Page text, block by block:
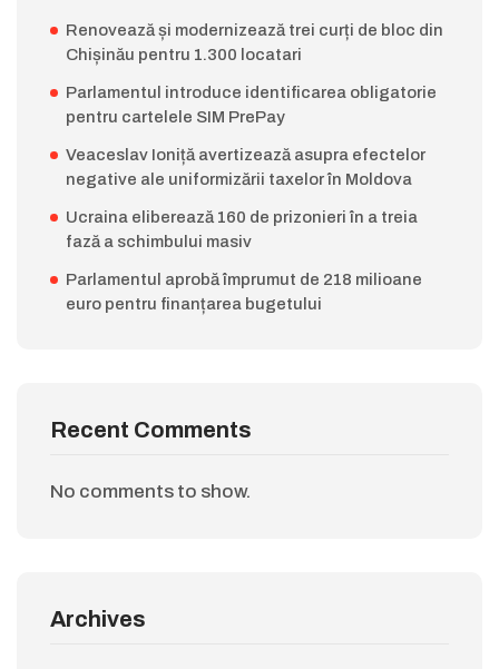
Renovează și modernizează trei curți de bloc din
Chișinău pentru 1.300 locatari
Parlamentul introduce identificarea obligatorie
pentru cartelele SIM PrePay
Veaceslav Ioniță avertizează asupra efectelor
negative ale uniformizării taxelor în Moldova
Ucraina eliberează 160 de prizonieri în a treia
fază a schimbului masiv
Parlamentul aprobă împrumut de 218 milioane
euro pentru finanțarea bugetului
Recent Comments
No comments to show.
Archives